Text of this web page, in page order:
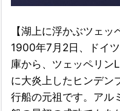
【湖上に浮かぶツェッ
1900年7月2日、ドイ
庫から、ツェッペリン
に大炎上したヒンデン
行船の元祖です。アル